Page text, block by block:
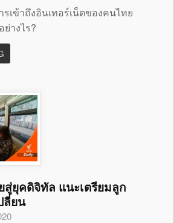
เข้าถึงอินเทอร์เน็ตของคนไทย
างไร?
สู่ยุคดิจิทัล แนะเตรียมลูก
ลี่ยน